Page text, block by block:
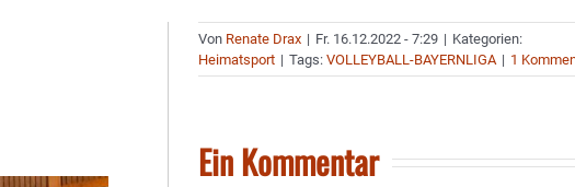
Von Renate Drax | Fr. 16.12.2022 - 7:29 | Kategorien:
Heimatsport | Tags:VOLLEYBALL-BAYERNLIGA | 1
Ein Kommentar